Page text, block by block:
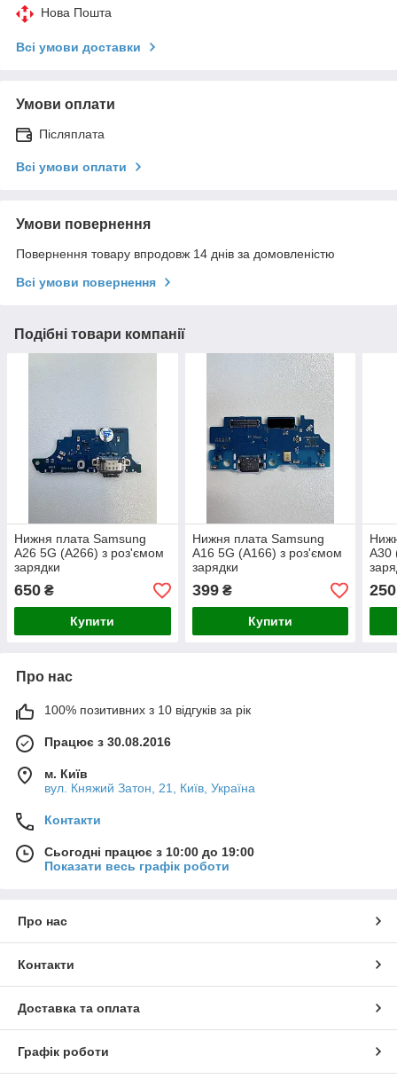
Нова Пошта
Всі умови доставки
Умови оплати
Післяплата
Всі умови оплати
Умови повернення
Повернення товару впродовж 14 днів за домовленістю
Всі умови повернення
Подібні товари компанії
Нижня плата Samsung
A26 5G (A266) з роз'ємом
зарядки
650 ₴
Купити
Нижня плата Samsung
A16 5G (A166) з роз'ємом
зарядки
399₴
Купити
A30
250
Про нас
100% позитивних з 10 відгуків за рік
Працює з 30.08.2016
м. Київ
вул. Княжий Затон, 21, Київ, Україна
Контакти
Сьогодні працює з 10:00 до 19:00
Показати весь графік роботи
Про нас
Контакти
Доставка та оплата
Графік роботи